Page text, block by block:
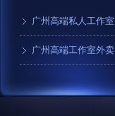
广州高端私人工作室
广州高端工作室外卖